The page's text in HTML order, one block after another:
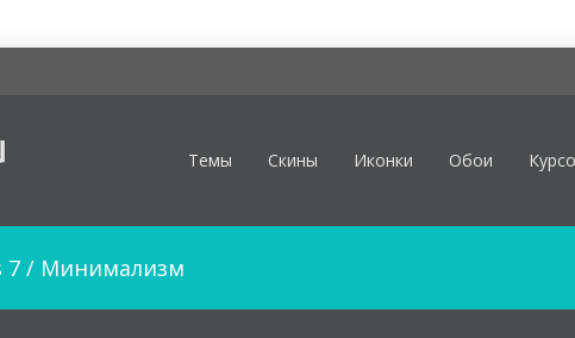
Темы Скины Иконки Обои
7 / Минимализм